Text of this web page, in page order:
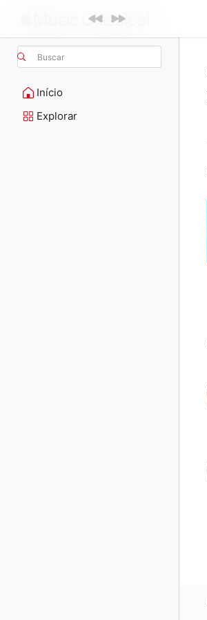
Buscar
Início
Explorar